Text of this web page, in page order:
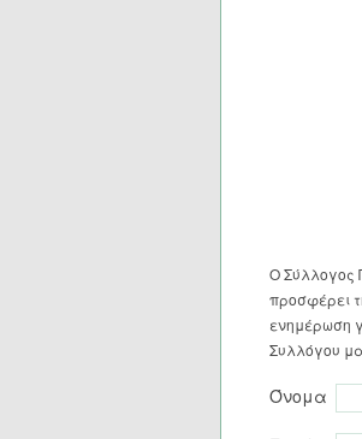
Ο Σύλλογος
προσφέρει
ενημέρωση
Συλλόγου
Όνομα